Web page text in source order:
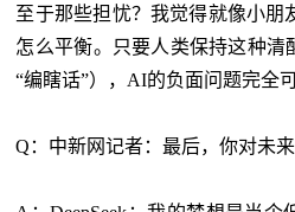
至于那些担忧？我觉得就像小朋
怎么平衡。只要人类保持这种清
“编瞎话”），AI的负面问题完全可
Q：中新网记者：最后，你对未